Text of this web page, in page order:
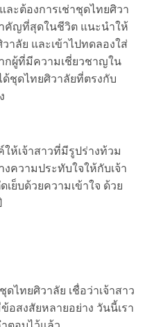
ะต้องการเช่าชุดไทยศิวา
คัญที่สุดในชีวิต แนะนำให้
าลัย และเข้าไปทดลองใส่
กผู้ที่มีความเชี่ยวชาญใน
ด้ชุดไทยศิวาลัยที่ตรงกับ
ให้เจ้าสาวที่มีรูปร่างท้วม
ความประทับใจให้กับเจ้า
เย็บด้วยความเข้าใจ ด้วย
ไทยศิวาลัย เชื่อว่าเจ้าสาว
สงสัยหลายอย่าง วันนี้เรา